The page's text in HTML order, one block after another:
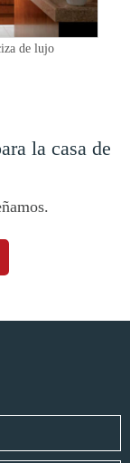
de lujo
la casa de